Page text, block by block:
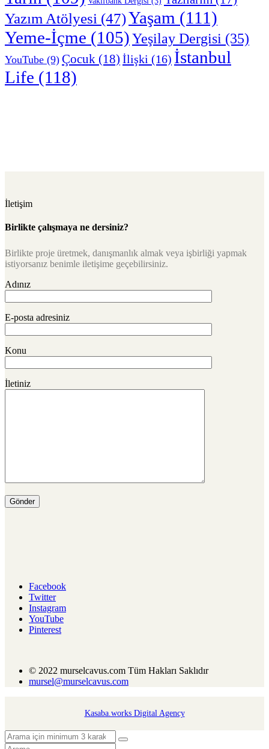
Yazım Atölyesi (47)Yaşam (111)
Yeme-İçme (105)Yeşilay Dergisi (35)
YouTube (9) Çocuk (18) İlişki (16) İstanbul
Life (118)
İletişim
Birlikte çalışmaya ne dersiniz?
Birlikte proje üretmek, danışmanlık almak veya işbirliği yapmak
istiyorsanız benimle iletişime geçebilirsiniz.
Adınız
E-posta adresiniz
Konu
İletiniz
Facebook
Twitter
Instagram
YouTube
Pinterest
© 2022 murselcavus.com Tüm Hakları Saklıdır
mursel@murselcavus.com
Kasaba.works Digital Agency